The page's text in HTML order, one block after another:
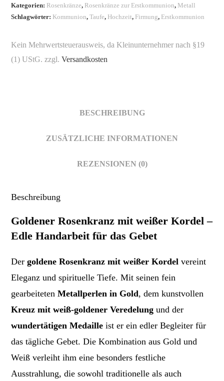
Kategorien: Rosenkränze, Rosenkränze zur Erstkommunion, Metall
Schlagwörter: Kommunion,Taufe, Hochzeit, Firmung, Erstkommunion
Kein Mehrwertsteuerausweis, da Kleinunternehmer nach §19
(1) UStG. zzgl.Versandkosten
BESCHREIBUNG
ZUSÄTZLICHE INFORMATIONEN
REZENSIONEN (0)
Beschreibung
Goldener Rosenkranz mit weißer Kordel –
Edle Handarbeit für das Gebet
Dergoldene Rosenkranz mit weißer Kordel vereint
Eleganz und spirituelle Tiefe. Mit seinen fein
gearbeitetenMetallperlen in Gold, dem kunstvollen
Kreuz mit weiß-goldener Veredelung und der
wundertätigen Medaille ist er ein edler Begleiter für
das tägliche Gebet. Die Kombination aus Gold und
Weiß verleiht ihm eine besonders festliche
Ausstrahlung, die sowohl traditionelle als auch